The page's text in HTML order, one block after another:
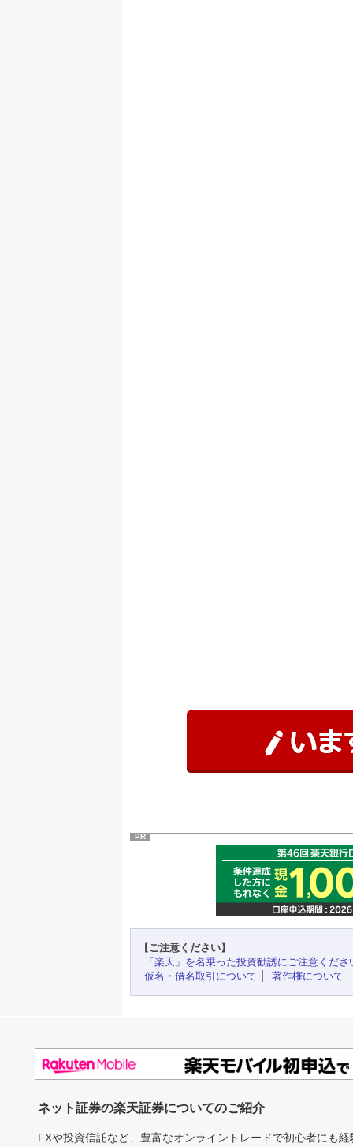
PR
【ご注意ください】
「楽天」を名乗った投資勧誘にご注意くださ
仮名・借名取引について
著作権について
ネット証券の楽天証券についてのご紹介
FXや投資信託など、豊富なオンライントレードで初心者にも